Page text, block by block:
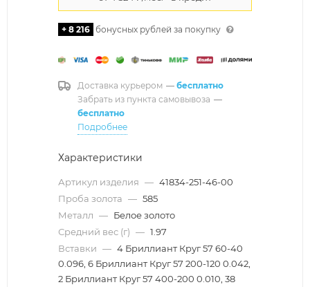
+ 8 216 бонусных рублей за покупку
Доставка курьером — бесплатно
Забрать из пункта самовывоза —
бесплатно
Подробнее
Характеристики
Артикул изделия — 41834-251-46-00
Проба золота — 585
Металл — Белое золото
Средний вес (г) — 1.97
Вставки — 4 Бриллиант Круг 57 60-40
0.096, 6 Бриллиант Круг 57 200-120 0.042,
2 Бриллиант Круг 57 400-200 0.010, 38